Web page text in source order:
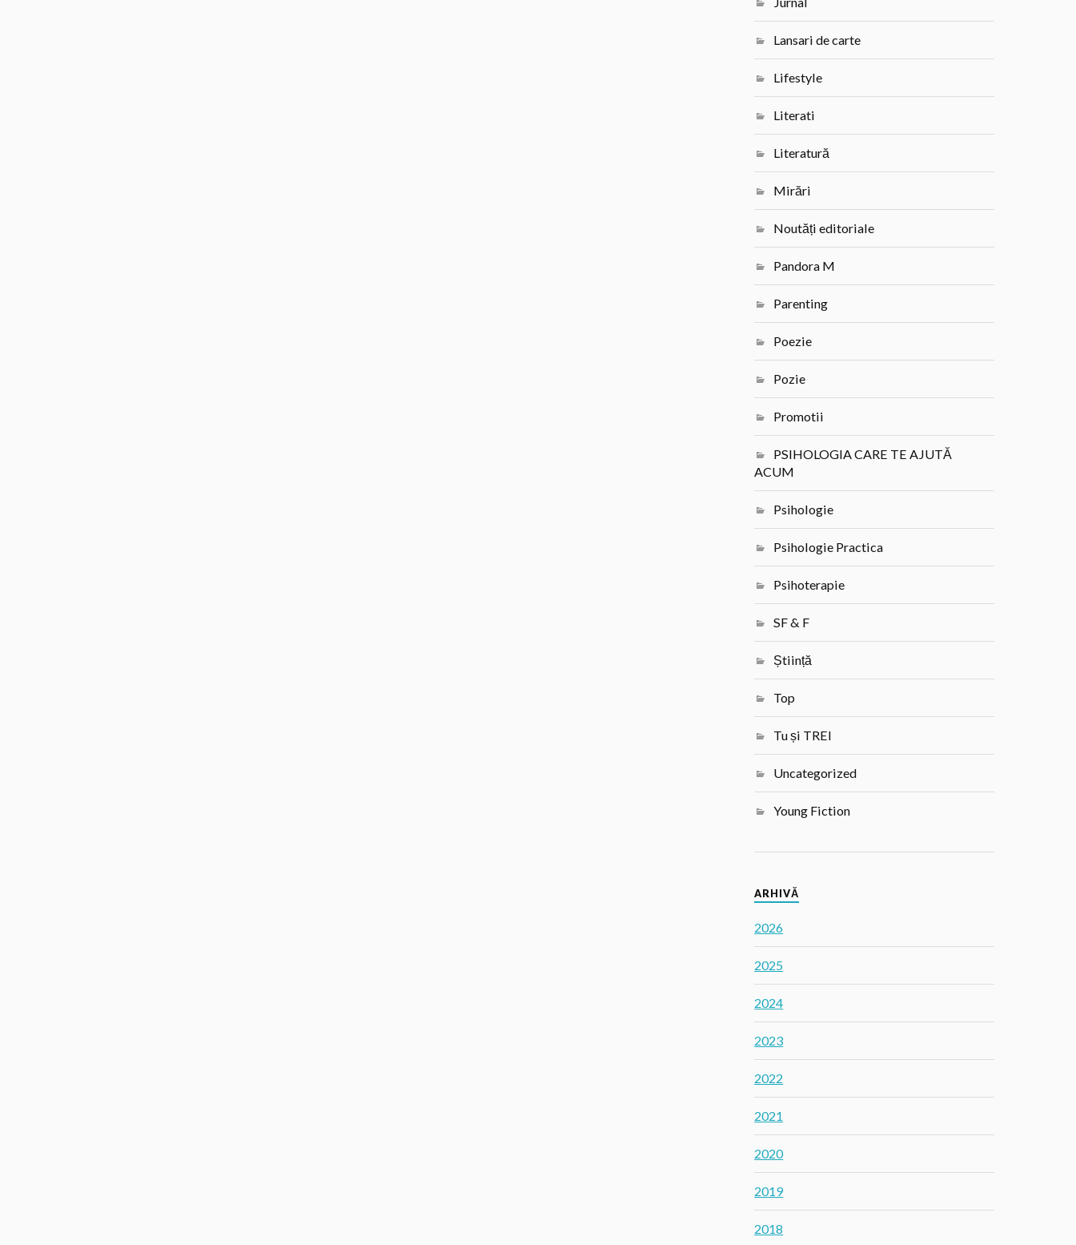
Lansari de carte
Lifestyle
Literati
Literatură
Mirări
Noutăți editoriale
Pandora M
Parenting
Poezie
Pozie
Promotii
PSIHOLOGIA CARE TE AJUTĂ
ACUM
Psihologie
Psihologie Practica
Psihoterapie
SF & F
Știință
Top
Tu și TREI
Uncategorized
Young Fiction
ARHIVĂ
2026
2025
2024
2023
2022
2021
2020
2019
2018